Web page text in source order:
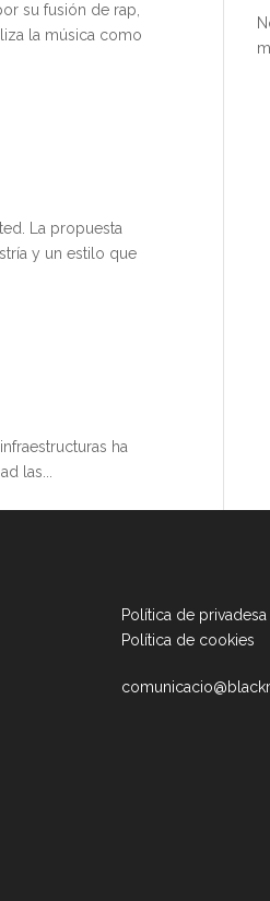
su fusión de rap,
la música como
La propuesta
y un estilo que
ha
las...
Política de privadesa
Política de cookies